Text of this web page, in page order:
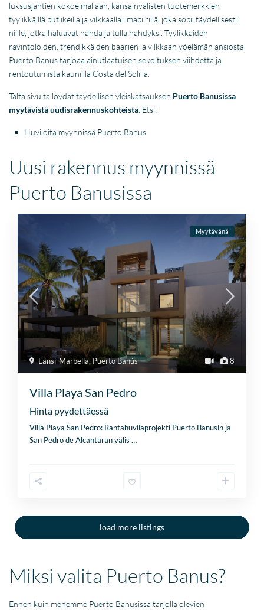
luksusjahtien kokoelmallaan, kansainvälisten tuotemerkkien
tyylikkäillä putiikeilla ja vilkkaalla ilmapiirillä, joka sopii täydellisesti
niille, jotka haluavat nähdä ja tulla nähdyksi. Tyylikkäiden
ravintoloiden, trendikkäiden baarien ja vilkkaan yöelämän ansiosta
Puerto Banus tarjoaa ainutlaatuisen sekoituksen viihdettä ja
rentoutumista kauniilla Costa del Solilla.
Tältä sivulta löydät täydellisen yleiskatsauksen Puerto Banusissa
myytävistä uudisrakennuskohteista . Etsi:
Huviloita myynnissä Puerto Banus
Uusi rakennus myynnissä
Puerto Banusissa
8
Länsi-Marbella,Puerto Banús
Myytävänä
Villa Playa San Pedro
Hinta pyydettäessä
Villa Playa San Pedro: Rantahuvilaprojekti Puerto Banusin ja
San Pedro de Alcantaran välis…
load more listings
Miksi valita Puerto Banus?
Ennen kuin menemme Puerto Banusissa tarjolla olevien